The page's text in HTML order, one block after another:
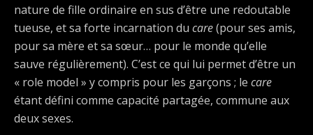
nature de fille ordinaire en sus d’être une redoutable
tueuse, et sa forte incarnation du care(pour ses amis,
pour sa mère et sa sœur… pour le monde qu’elle
sauve régulièrement). C’est ce qui lui permet d’être un
« role model » y compris pour les garçons ; le care
étant défini comme capacité partagée, commune aux
deux sexes.